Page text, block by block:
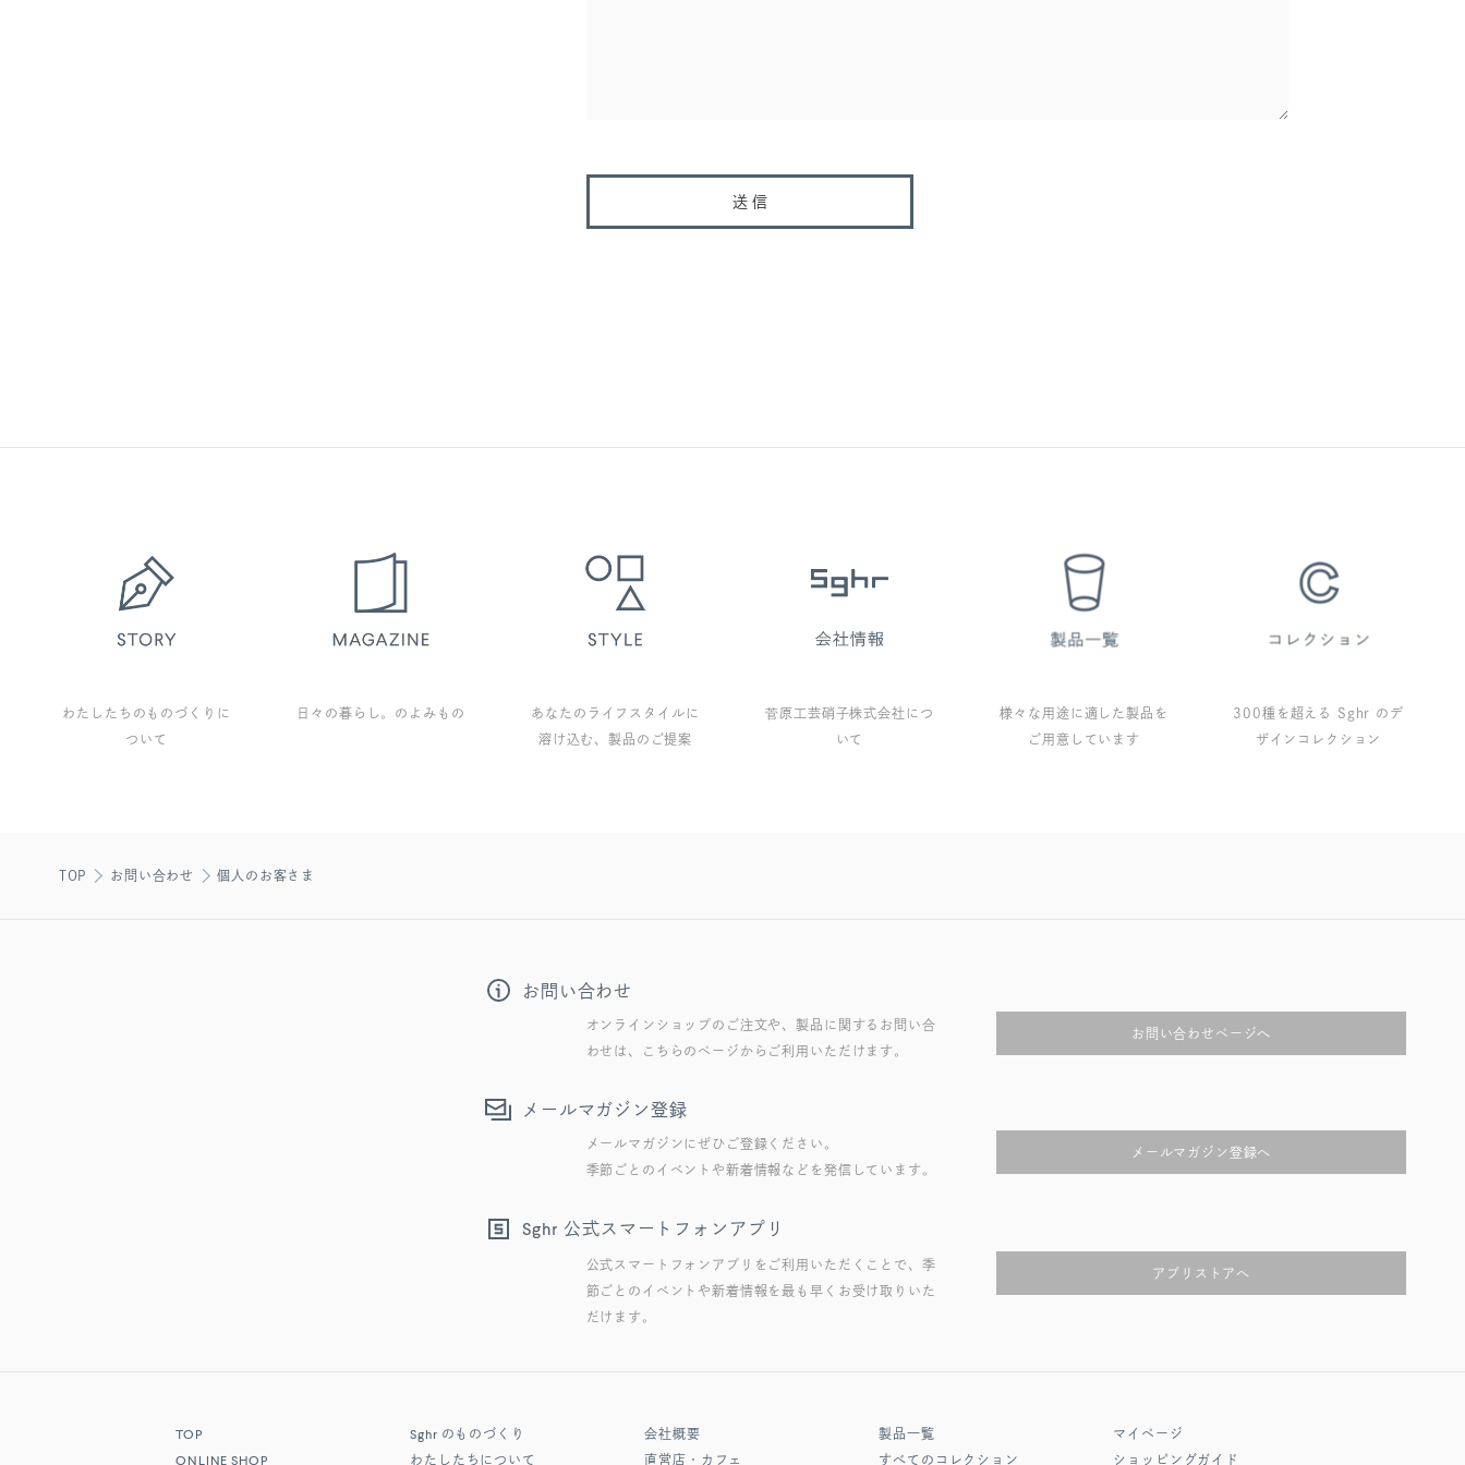
わたしたちのものづくりに
ついて
日々の暮らし。のよみもの
あなたのライフスタイルに
溶け込む、製品のご提案
菅原工芸硝子株式会社につ
いて
様々な用途に適した製品を
ご用意しています
300種を超える Sghr のデ
ザインコレクション
TOP お問い合わせ 個人のお客さま
お問い合わせ
オンラインショップのご注文や、製品に関するお問い合
わせは、こちらのページからご利用いただけます。
お問い合わせページへ
メールマガジン登録
メールマガジンにぜひご登録ください。
季節ごとのイベントや新着情報などを発信しています。
メールマガジン登録へ
Sghr 公式スマートフォンアプリ
公式スマートフォンアプリをご利用いただくことで、季
節ごとのイベントや新着情報を最も早くお受け取りいた
だけます。
アプリストアへ
TOP
ONLINE SHOP
Sghr のものづくり
わたしたちについて
会社概要
直営店・カフェ
製品一覧
すべてのコレクション
マイページ
ショッピングガイド